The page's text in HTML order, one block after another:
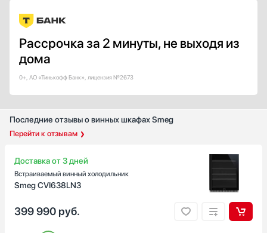
Внутреннее освещение
Есть
Светодиодное (LED)
Угольный фильтр
Справа
Слева
Снизу
Рассрочка за 2 минуты, не выходя из
дома
0+, АО «Тинькофф Банк», лицензия №2673
Последние отзывы о винных шкафах Smeg
Перейти к отзывам
Доставка от 3 дней
Встраиваемый винный холодильник
Smeg CVI638LN3
399 990 руб.